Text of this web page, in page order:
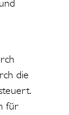
die
für